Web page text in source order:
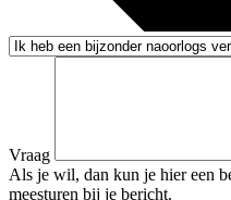
Vraag
Als je wil, dan kun je hier een
meesturen bij je bericht.